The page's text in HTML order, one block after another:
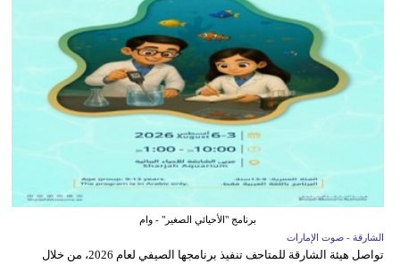
برنامج "الأحيائي الصغير" - وام
الشارقة - صوت الإمارات
تواصل هيئة الشارقة للمتاحف تنفيذ برنامجها الصيفي لعام 2026، من خلال